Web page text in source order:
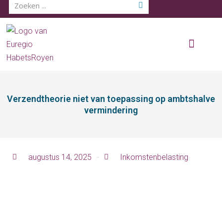
Verzendtheorie niet van toepassing op ambtshalve
vermindering
augustus 14, 2025 Inkomstenbelasting